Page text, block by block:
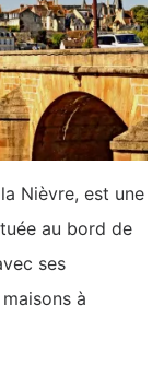
Nièvre, est une
au bord de
ses
à